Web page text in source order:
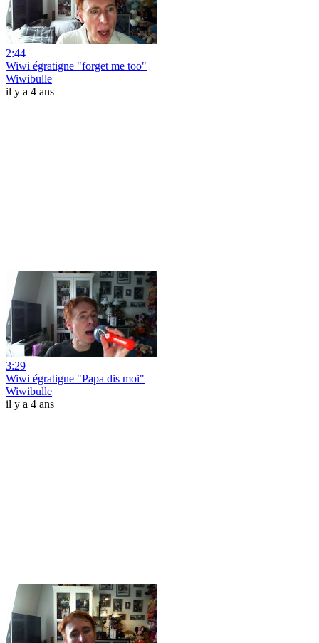
2:44
Wiwi égratigne "forget me too"
Wiwibulle
il y a 4 ans
3:29
Wiwi égratigne "Papa dis moi"
Wiwibulle
il y a 4 ans